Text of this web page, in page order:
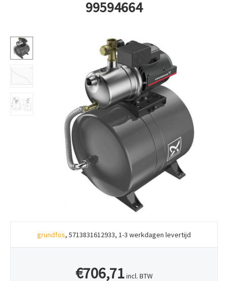
99594664
grundfos, 5713831612933, 1-3 werkdagen levertijd
€706,71incl. BTW